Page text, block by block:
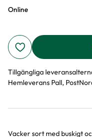
Online
Tillgängliga
Hemleverans Pall,
Vacker sort med buskigt